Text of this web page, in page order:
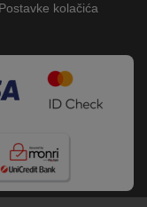
Postavke kolačića